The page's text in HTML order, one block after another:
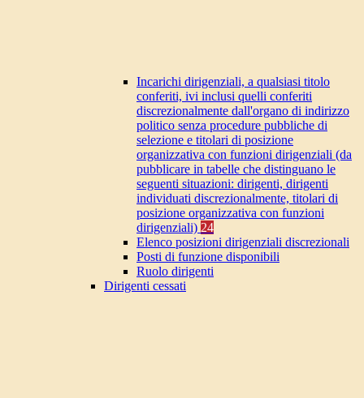
Incarichi dirigenziali, a qualsiasi titolo
conferiti, ivi inclusi quelli conferiti
discrezionalmente dall'organo di indirizzo
politico senza procedure pubbliche di
selezione e titolari di posizione
organizzativa con funzioni dirigenziali (da
pubblicare in tabelle che distinguano le
seguenti situazioni: dirigenti, dirigenti
individuati discrezionalmente, titolari di
posizione organizzativa con funzioni
dirigenziali) 24
Elenco posizioni dirigenziali discrezionali
Posti di funzione disponibili
Ruolo dirigenti
Dirigenti cessati